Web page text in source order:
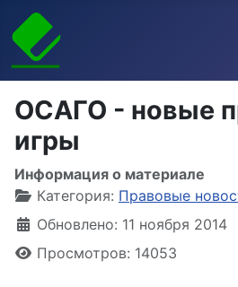
ОСАГО - новые
игры
Информация о материале
Категория: Правовые
Обновлено: 11 ноября 2014
Просмотров: 14053